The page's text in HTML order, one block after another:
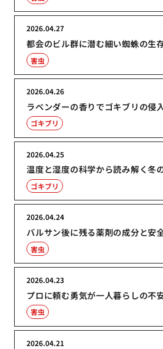
都会のビル群に潜む細い蜘蛛の生
2026.04.27
害虫
ラベンダーの香りでゴキブリの侵
2026.04.26
ゴキブリ
温度と湿度の科学から読み解く冬
2026.04.25
ゴキブリ
バルサン後に残る薬剤の成分と安
2026.04.24
害虫
プロに頼む勇気が一人暮らしの不
2026.04.23
害虫
2026.04.21